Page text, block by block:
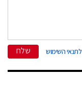
לתנאי השימוש שלח